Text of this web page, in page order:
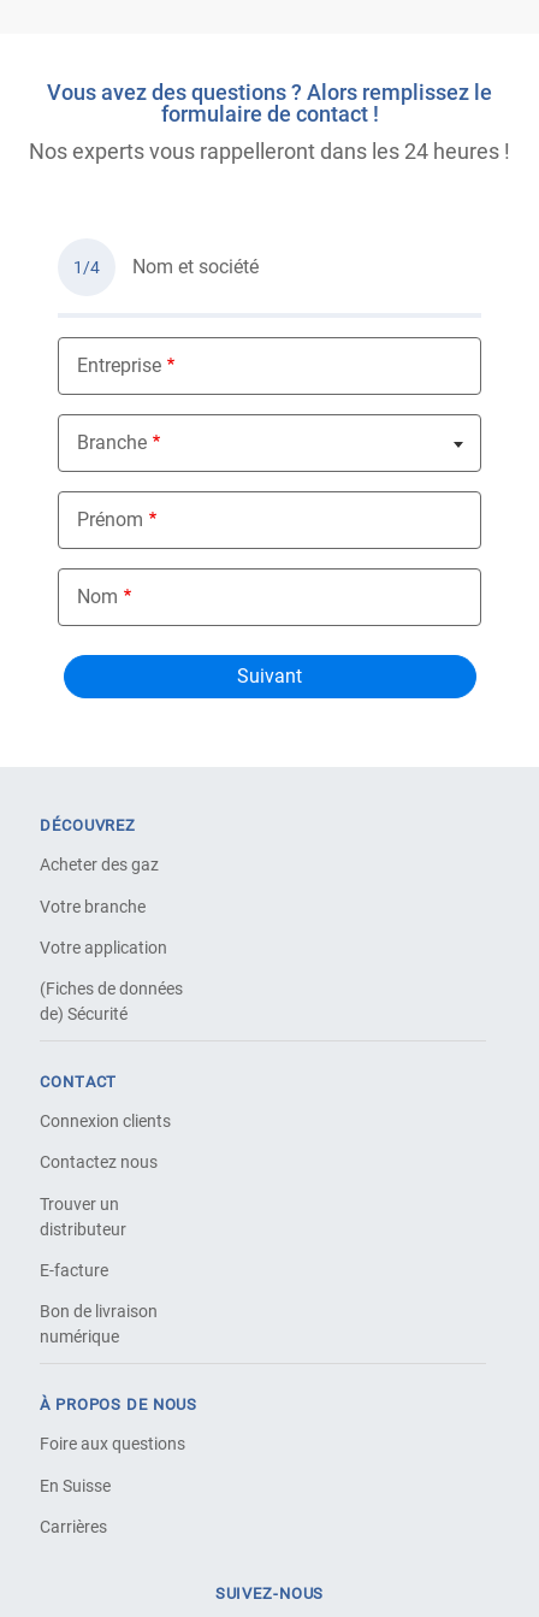
Vous avez des questions ? Alors remplissez le
formulaire de contact !
Nos experts vous rappelleront dans les 24 heures !
1/4 Nom et société
Entreprise
Branche
Nothing selected
Prénom
Nom
DÉCOUVREZ
Acheter des gaz
Votre branche
Votre application
(Fiches de données
de) Sécurité
CONTACT
Connexion clients
Contactez nous
Trouver un
distributeur
E-facture
Bon de livraison
numérique
À PROPOS DE NOUS
Foire aux questions
En Suisse
Carrières
SUIVEZ-NOUS